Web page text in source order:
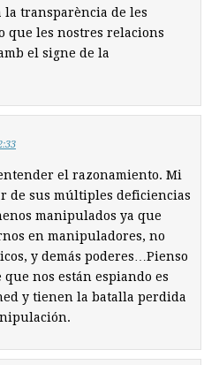
transparència de les
que les nostres relacions
el signe de la
el razonamiento. Mi
de sus múltiples deficiencias
manipulados ya que
en manipuladores, no
y demás poderes…Pienso
nos están espiando es
y tienen la batalla perdida